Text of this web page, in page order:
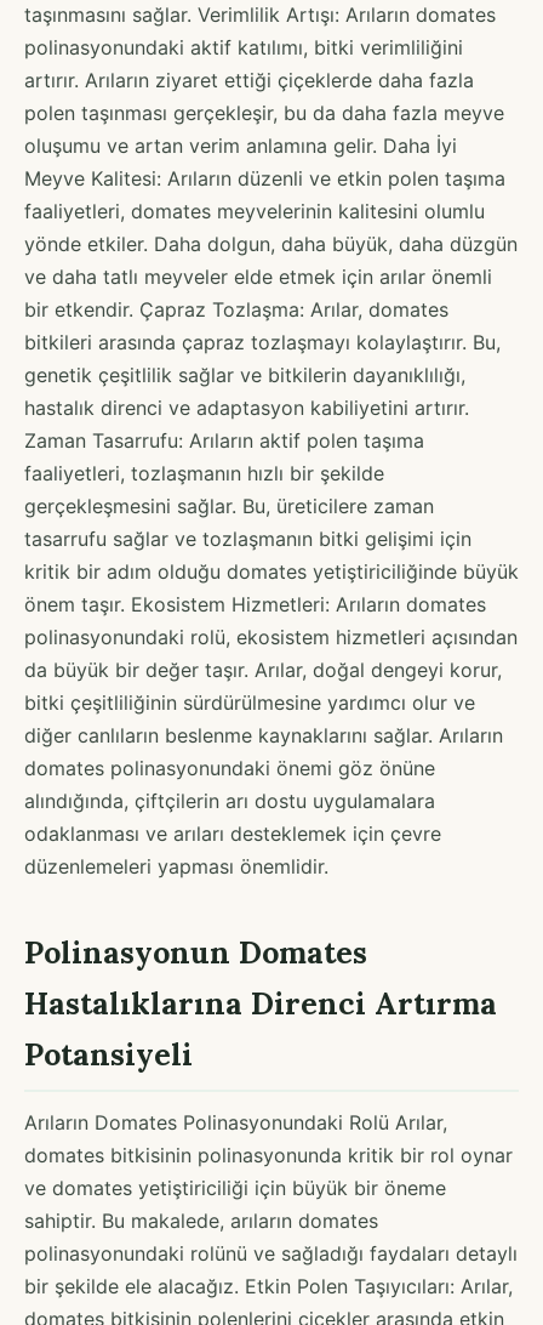
taşınmasını sağlar. Verimlilik Artışı: Arıların domates
polinasyonundaki aktif katılımı, bitki verimliliğini
artırır. Arıların ziyaret ettiği çiçeklerde daha fazla
polen taşınması gerçekleşir, bu da daha fazla meyve
oluşumu ve artan verim anlamına gelir. Daha İyi
Meyve Kalitesi: Arıların düzenli ve etkin polen taşıma
faaliyetleri, domates meyvelerinin kalitesini olumlu
yönde etkiler. Daha dolgun, daha büyük, daha düzgün
ve daha tatlı meyveler elde etmek için arılar önemli
bir etkendir. Çapraz Tozlaşma: Arılar, domates
bitkileri arasında çapraz tozlaşmayı kolaylaştırır. Bu,
genetik çeşitlilik sağlar ve bitkilerin dayanıklılığı,
hastalık direnci ve adaptasyon kabiliyetini artırır.
Zaman Tasarrufu: Arıların aktif polen taşıma
faaliyetleri, tozlaşmanın hızlı bir şekilde
gerçekleşmesini sağlar. Bu, üreticilere zaman
tasarrufu sağlar ve tozlaşmanın bitki gelişimi için
kritik bir adım olduğu domates yetiştiriciliğinde büyük
önem taşır. Ekosistem Hizmetleri: Arıların domates
polinasyonundaki rolü, ekosistem hizmetleri açısından
da büyük bir değer taşır. Arılar, doğal dengeyi korur,
bitki çeşitliliğinin sürdürülmesine yardımcı olur ve
diğer canlıların beslenme kaynaklarını sağlar. Arıların
domates polinasyonundaki önemi göz önüne
alındığında, çiftçilerin arı dostu uygulamalara
odaklanması ve arıları desteklemek için çevre
düzenlemeleri yapması önemlidir.
Polinasyonun Domates
Hastalıklarına Direnci Artırma
Potansiyeli
Arıların Domates Polinasyonundaki Rolü Arılar,
domates bitkisinin polinasyonunda kritik bir rol oynar
ve domates yetiştiriciliği için büyük bir öneme
sahiptir. Bu makalede, arıların domates
polinasyonundaki rolünü ve sağladığı faydaları detaylı
bir şekilde ele alacağız. Etkin Polen Taşıyıcıları: Arılar,
domates bitkisinin polenlerini çiçekler arasında etkin